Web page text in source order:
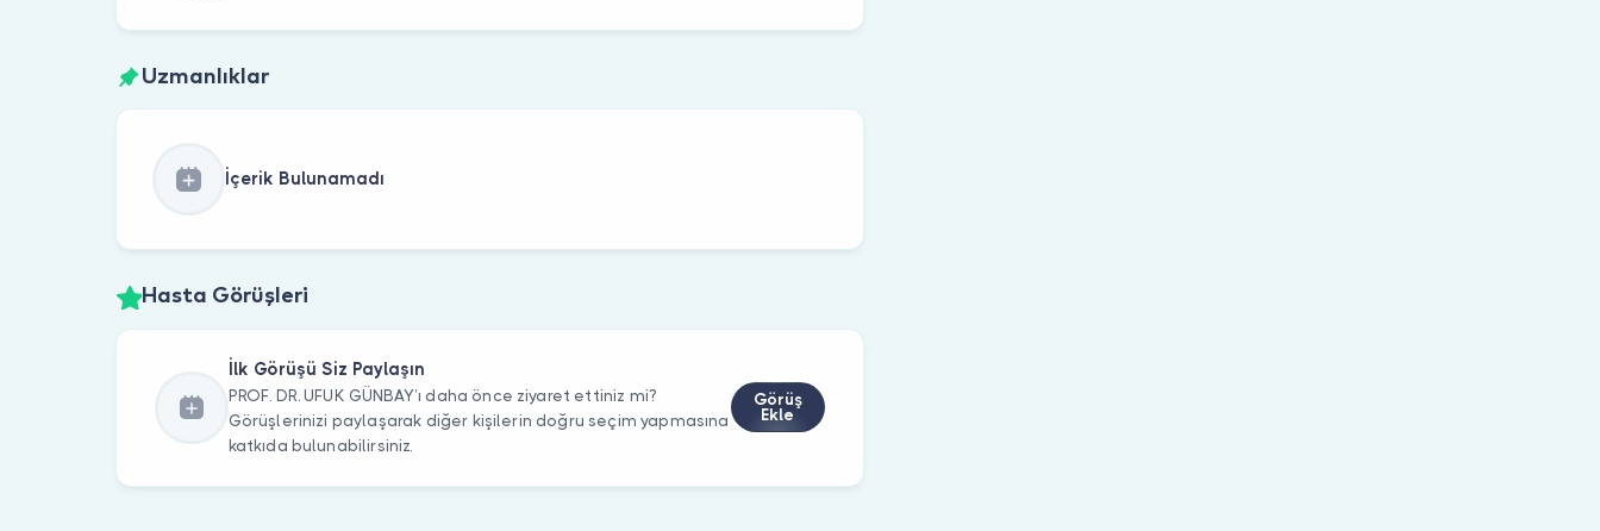
Uzmanlıklar
İçerik Bulunamadı
Hasta Görüşleri
İlk Görüşü Siz Paylaşın
PROF. DR. UFUK GÜNBAY’ı daha önce ziyaret ettiniz mi?
Görüşlerinizi paylaşarak diğer kişilerin doğru seçim yapmasına
katkıda bulunabilirsiniz.
Görüş
Ekle